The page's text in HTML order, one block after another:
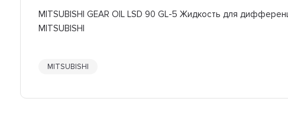
MITSUBISHI GEAR OIL LSD 90 GL-5 Жидкость для
MITSUBISHI
MITSUBISHI